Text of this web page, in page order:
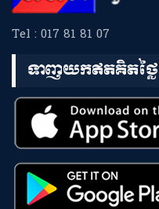
Tel : 017 81 81 07
ទាញយកឥតគិតថ្លៃ